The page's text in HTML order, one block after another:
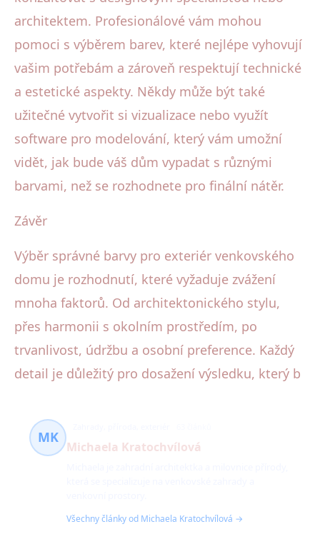
architektem. Profesionálové vám mohou
pomoci s výběrem barev, které nejlépe vyhovují
vašim potřebám a zároveň respektují technické
a estetické aspekty. Někdy může být také
užitečné vytvořit si vizualizace nebo využít
software pro modelování, který vám umožní
vidět, jak bude váš dům vypadat s různými
barvami, než se rozhodnete pro finální nátěr.
Závěr
Výběr správné barvy pro exteriér venkovského
domu je rozhodnutí, které vyžaduje zvážení
mnoha faktorů. Od architektonického stylu,
přes harmonii s okolním prostředím, po
trvanlivost, údržbu a osobní preference. Každý
detail je důležitý pro dosažení výsledku, který b
MK
Michaela Kratochvílová
Všechny články od Michaela Kratochvílová →